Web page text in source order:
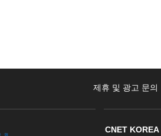
제휴 및 광고 문의
CNET